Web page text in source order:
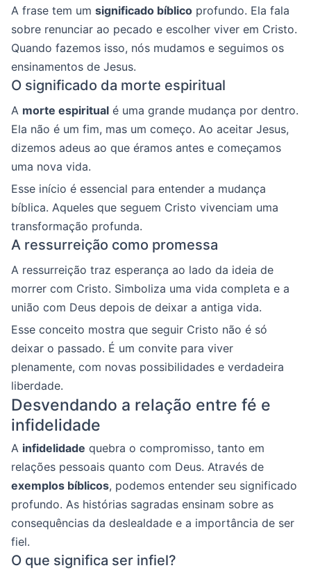
A frase tem um significado bíblico profundo. Ela fala
sobre renunciar ao pecado e escolher viver em Cristo.
Quando fazemos isso, nós mudamos e seguimos os
ensinamentos de Jesus.
O significado da morte espiritual
A morte espiritual é uma grande mudança por dentro.
Ela não é um fim, mas um começo. Ao aceitar Jesus,
dizemos adeus ao que éramos antes e começamos
uma nova vida.
Esse início é essencial para entender a mudança
bíblica. Aqueles que seguem Cristo vivenciam uma
transformação profunda.
A ressurreição como promessa
A ressurreição traz esperança ao lado da ideia de
morrer com Cristo. Simboliza uma vida completa e a
união com Deus depois de deixar a antiga vida.
Esse conceito mostra que seguir Cristo não é só
deixar o passado. É um convite para viver
plenamente, com novas possibilidades e verdadeira
liberdade.
Desvendando a relação entre fé e
infidelidade
A infidelidade quebra o compromisso, tanto em
relações pessoais quanto com Deus. Através de
exemplos bíblicos, podemos entender seu significado
profundo. As histórias sagradas ensinam sobre as
consequências da deslealdade e a importância de ser
fiel.
O que significa ser infiel?